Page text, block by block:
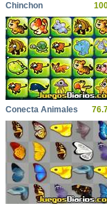
Chinchon
Conecta Animales